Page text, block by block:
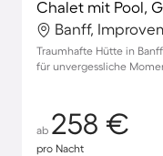
Chalet mit Pool,
Banff,
Traumhafte Hütte in
für unvergessliche
ab 258 €
pro Nacht